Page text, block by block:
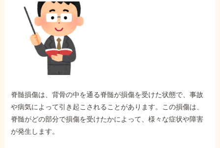
ご相談事例をみる
外出困難でもOK
非対面で申請できる
ホーム
障害年金の基礎知識
脊髄損傷は、背骨の中を通る脊髄が損傷を受けた状態で、事故
や病気によって引き起こされることがあります。この損傷は、
脊髄がどの部分で損傷を受けたかによって、様々な症状や障害
が発生します。